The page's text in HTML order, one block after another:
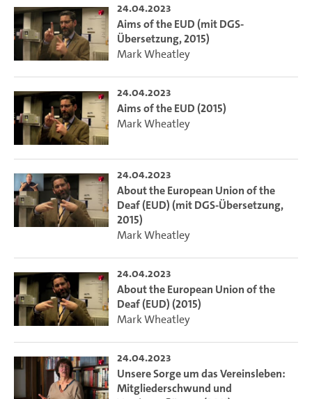
24.04.2023
Aims of the EUD (mit DGS-
Übersetzung, 2015)
Mark Wheatley
24.04.2023
Aims of the EUD (2015)
Mark Wheatley
24.04.2023
About the European Union of the
Deaf (EUD) (mit DGS-Übersetzung,
2015)
Mark Wheatley
24.04.2023
About the European Union of the
Deaf (EUD) (2015)
Mark Wheatley
24.04.2023
Unsere Sorge um das Vereinsleben:
Mitgliederschwund und